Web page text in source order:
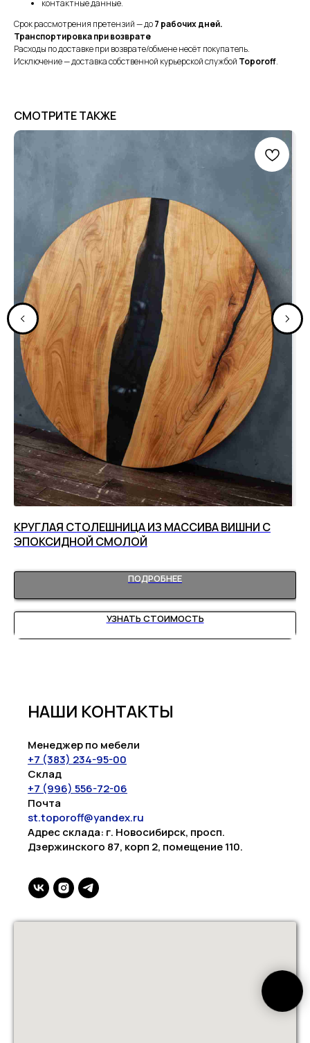
контактные данные.
Срок рассмотрения претензий — до7 рабочих дней.
Транспортировка при возврате
Расходы по доставке при возврате/обмене несёт покупатель.
Исключение — доставка собственной курьерской службой Toporoff.
СМОТРИТЕ ТАКЖЕ
КРУГЛАЯ СТОЛЕШНИЦА ИЗ МАССИВА ВИШНИ С
ЭПОКСИДНОЙ СМОЛОЙ
ПОДРОБНЕЕ
УЗНАТЬ СТОИМОСТЬ
НАШИ КОНТАКТЫ
Менеджер по мебели
+7 (383) 234-95-00
Склад
+7 (996) 556-72-06
Почта
st.toporoff@yandex.ru
Адрес склада: г. Новосибирск, просп.
Дзержинского 87, корп 2, помещение 110.